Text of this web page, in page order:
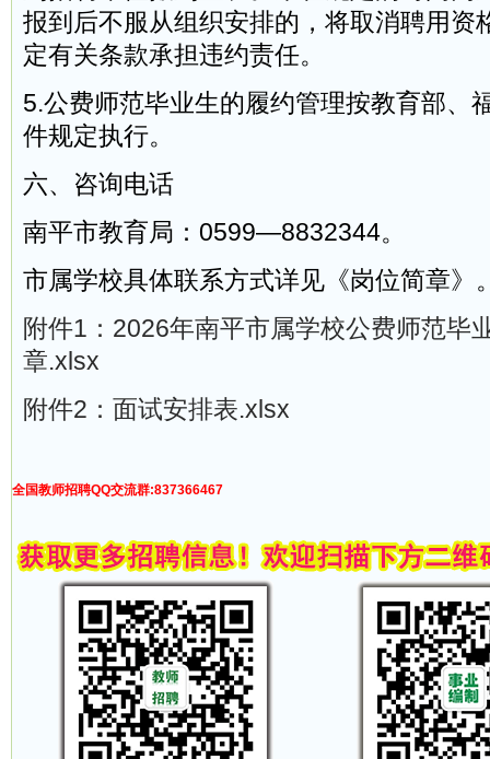
报到后不服从组织安排的，将取消聘用资
定有关条款承担违约责任。
5.公费师范毕业生的履约管理按教育部、
件规定执行。
六、咨询电话
南平市教育局：0599—8832344。
市属学校具体联系方式详见《岗位简章》
附件1：2026年南平市属学校公费师范毕
章.xlsx
附件2：面试安排表.xlsx
全国教师招聘QQ交流群:837366467